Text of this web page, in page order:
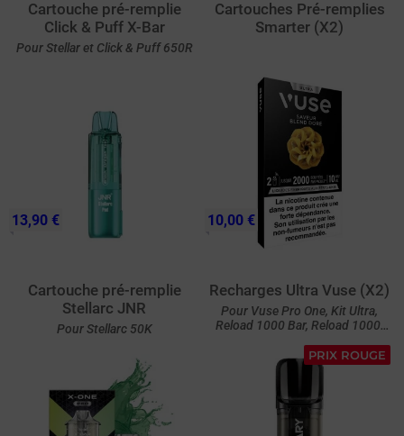
Cartouche pré-remplie
Click & Puff X-Bar
Pour Stellar et Click & Puff 650R
Cartouches Pré-remplies
Smarter (X2)
Cartouche pré-remplie
Stellarc JNR
Pour Stellarc 50K
13,90 €
Recharges Ultra Vuse (X2)
Pour Vuse Pro One, Kit Ultra,
Reload 1000 Bar, Reload 1000,
10,00 €
PRIX ROUGE